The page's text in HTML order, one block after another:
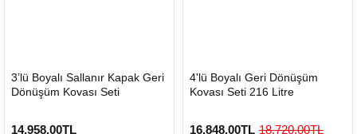
HIZLI
GÖNDERİ
3’lü Boyalı Sallanır Kapak Geri
Dönüşüm Kovası Seti
14.958,00TL
HIZLI
GÖNDERİ
4'lü Boyalı Geri Dönüşüm
Kovası Seti 216 Litre
16.848,00TL 18.720,00TL